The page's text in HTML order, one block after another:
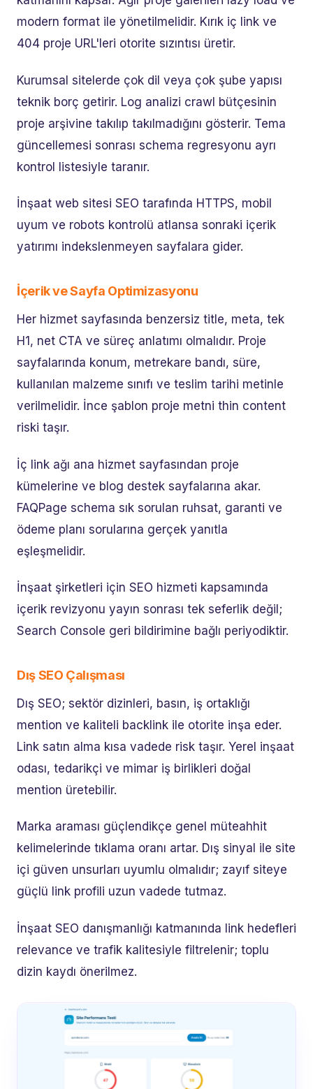
modern format ile yönetilmelidir. Kırık iç link ve
404 proje URL'leri otorite sızıntısı üretir.
Kurumsal sitelerde çok dil veya çok şube yapısı
teknik borç getirir. Log analizi crawl bütçesinin
proje arşivine takılıp takılmadığını gösterir. Tema
güncellemesi sonrası schema regresyonu ayrı
kontrol listesiyle taranır.
İnşaat web sitesi SEO tarafında HTTPS, mobil
uyum ve robots kontrolü atlansa sonraki içerik
yatırımı indekslenmeyen sayfalara gider.
İçerik ve Sayfa Optimizasyonu
Her hizmet sayfasında benzersiz title, meta, tek
H1, net CTA ve süreç anlatımı olmalıdır. Proje
sayfalarında konum, metrekare bandı, süre,
kullanılan malzeme sınıfı ve teslim tarihi metinle
verilmelidir. İnce şablon proje metni thin content
riski taşır.
İç link ağı ana hizmet sayfasından proje
kümelerine ve blog destek sayfalarına akar.
FAQPage schema sık sorulan ruhsat, garanti ve
ödeme planı sorularına gerçek yanıtla
eşleşmelidir.
İnşaat şirketleri için SEO hizmeti kapsamında
içerik revizyonu yayın sonrası tek seferlik değil;
Search Console geri bildirimine bağlı periyodiktir.
Dış SEO Çalışması
Dış SEO; sektör dizinleri, basın, iş ortaklığı
mention ve kaliteli backlink ile otorite inşa eder.
Link satın alma kısa vadede risk taşır. Yerel inşaat
odası, tedarikçi ve mimar iş birlikleri doğal
mention üretebilir.
Marka araması güçlendikçe genel müteahhit
kelimelerinde tıklama oranı artar. Dış sinyal ile site
içi güven unsurları uyumlu olmalıdır; zayıf siteye
güçlü link profili uzun vadede tutmaz.
İnşaat SEO danışmanlığı katmanında link hedefleri
relevance ve trafik kalitesiyle filtrelenir; toplu
dizin kaydı önerilmez.